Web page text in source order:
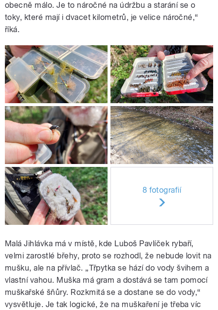
obecně málo. Je to náročné na údržbu a starání se o
toky, které mají i dvacet kilometrů, je velice náročné,“
říká.
8 fotografií
Malá Jihlávka má v místě, kde Luboš Pavlíček rybaří,
velmi zarostlé břehy, proto se rozhodl, že nebude lovit na
mušku, ale na přívlač. „Třpytka se hází do vody švihem a
vlastní vahou. Muška má gram a dostává se tam pomocí
muškařské šňůry. Rozkmitá se a dostane se do vody,“
vysvětluje. Je tak logické, že na muškaření je třeba víc